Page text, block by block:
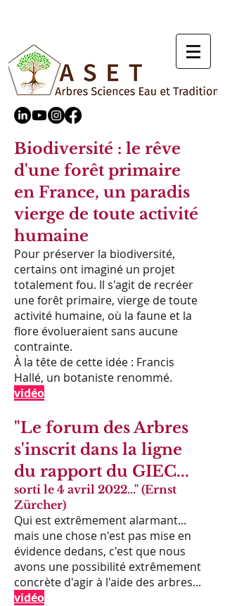
Biodiversité : le rêve
d'une forêt primaire
en France, un paradis
vierge de toute activité
humaine
Pour préserver la biodiversité,
certains ont imaginé un projet
totalement fou. Il s'agit de recréer
une forêt primaire, vierge de toute
activité humaine, où la faune et la
flore évolueraient sans aucune
contrainte.
À la tête de cette idée : Francis
Hallé, un botaniste renommé.
vidéo
"Le forum des Arbres
s'inscrit dans la ligne
du rapport du GIEC...
sorti le 4 avril 2022..." (Ernst
Zürcher)
Qui est extrêmement alarmant...
mais une chose n'est pas mise en
évidence dedans, c'est que nous
avons une possibilité extrêmement
concrète d'agir à l'aide des arbres...
vidéo